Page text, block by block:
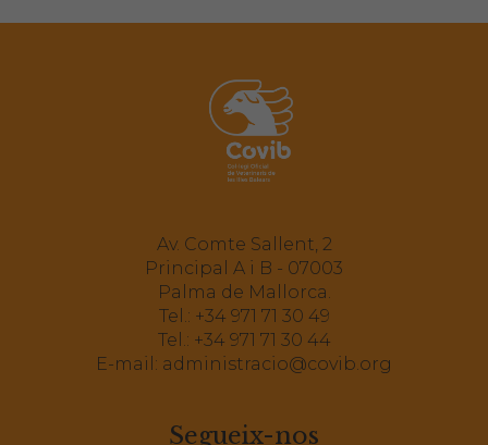
Av. Comte Sallent, 2
Principal A i B - 07003
Palma de Mallorca.
Tel.: +34 971 71 30 49
Tel.: +34 971 71 30 44
E-mail: administracio@covib.org
Segueix-nos